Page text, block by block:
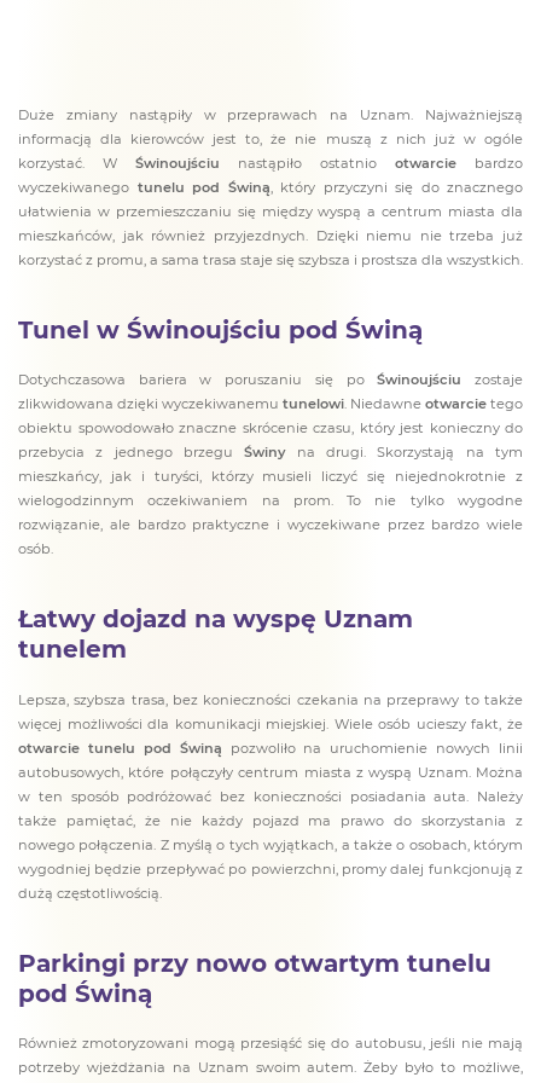
Duże zmiany nastąpiły w przeprawach na Uznam. Najważniejszą
informacją dla kierowców jest to, że nie muszą z nich już w ogóle
korzystać. W Świnoujściu nastąpiło ostatnio otwarcie bardzo
wyczekiwanego tunelu pod Świną, który przyczyni się do znacznego
ułatwienia w przemieszczaniu się między wyspą a centrum miasta dla
mieszkańców, jak również przyjezdnych. Dzięki niemu nie trzeba już
korzystać z promu, a sama trasa staje się szybsza i prostsza dla wszystkich.
Tunel w Świnoujściu pod Świną
Dotychczasowa bariera w poruszaniu się poŚwinoujściu zostaje
zlikwidowana dzięki wyczekiwanemu tunelowi. Niedawne otwarcie tego
obiektu spowodowało znaczne skrócenie czasu, który jest konieczny do
przebycia z jednego brzeguŚwinyna drugi. Skorzystają na tym
mieszkańcy, jak i turyści, którzy musieli liczyć się niejednokrotnie z
wielogodzinnym oczekiwaniem na prom. To nie tylko wygodne
rozwiązanie, ale bardzo praktyczne i wyczekiwane przez bardzo wiele
osób.
Łatwy dojazd na wyspę Uznam
tunelem
Lepsza, szybsza trasa, bez konieczności czekania na przeprawy to także
więcej możliwości dla komunikacji miejskiej. Wiele osób ucieszy fakt, że
otwarcie tunelu pod Świną pozwoliło na uruchomienie nowych linii
autobusowych, które połączyły centrum miasta z wyspą Uznam. Można
w ten sposób podróżować bez konieczności posiadania auta. Należy
także pamiętać, że nie każdy pojazd ma prawo do skorzystania z
nowego połączenia. Z myślą o tych wyjątkach, a także o osobach, którym
wygodniej będzie przepływać po powierzchni, promy dalej funkcjonują z
dużą częstotliwością.
Parkingi przy nowo otwartym tunelu
pod Świną
Również zmotoryzowani mogą przesiąść się do autobusu, jeśli nie mają
potrzeby wjeżdżania na Uznam swoim autem. Żeby było to możliwe,